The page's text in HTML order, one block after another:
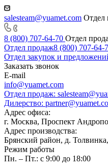
salesteam@yuamet.com Отдел
8 (800) 707-64-70 Отдел
Отдел продаж8 (800) 707-64-
Отдел закупок и
Заказать звонок
E-mail
info@yuamet.com
Отдел продаж:
Дилерство:
Адрес офиса:
г. Москва, Проспект
Адрес производства:
Брянский район, д.
Режим работы
Пн. – Пт.: с 9:00 до 18:00